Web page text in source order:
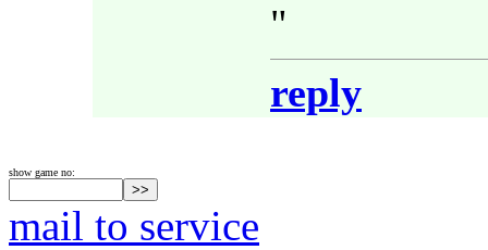
"
reply
show game no:
mail to service